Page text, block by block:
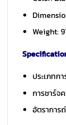
Weight:
ประเภทก
การชาร์จ
อัตราการ